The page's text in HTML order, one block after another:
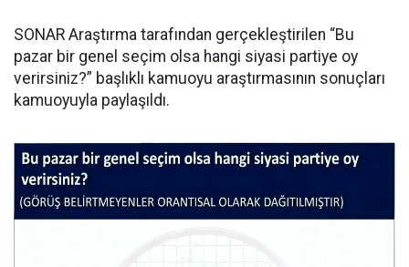
SONAR Araştırma tarafından gerçekleştirilen “Bu
pazar bir genel seçim olsa hangi siyasi partiye oy
verirsiniz?” başlıklı kamuoyu araştırmasının sonuçları
kamuoyuyla paylaşıldı.